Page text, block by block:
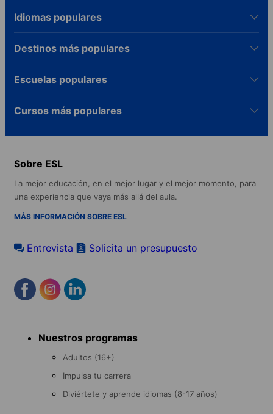
Idiomas populares
Destinos más populares
Escuelas populares
Cursos más populares
Sobre ESL
La mejor educación, en el mejor lugar y el mejor momento, para
una experiencia que vaya más allá del aula.
MÁS INFORMACIÓN SOBRE ESL
Entrevista Solicita un presupuesto
menu Nuestros programas
Adultos (16+)
Impulsa tu carrera
Diviértete y aprende idiomas (8-17 años)